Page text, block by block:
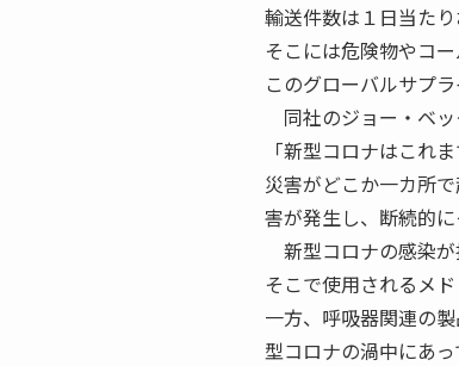
輸送件数は１日当たり
そこには危険物やコ
このグローバルサプ
同社のジョー・ベッ
「新型コロナはこれ
災害がどこか一カ所
害が発生し、断続的に
新型コロナの感染が
そこで使用されるメ
一方、呼吸器関連の
型コロナの渦中にあっ